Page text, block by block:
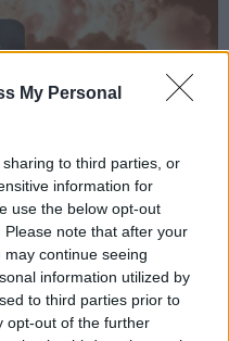
My Personal
to third parties, or
information for
use the below opt-out
note that after your
continue seeing
information utilized by
to third parties prior to
opt-out of the further
gyorsan posztolt egyet,
"nagyon durva nap"
újjá kell építeni, és